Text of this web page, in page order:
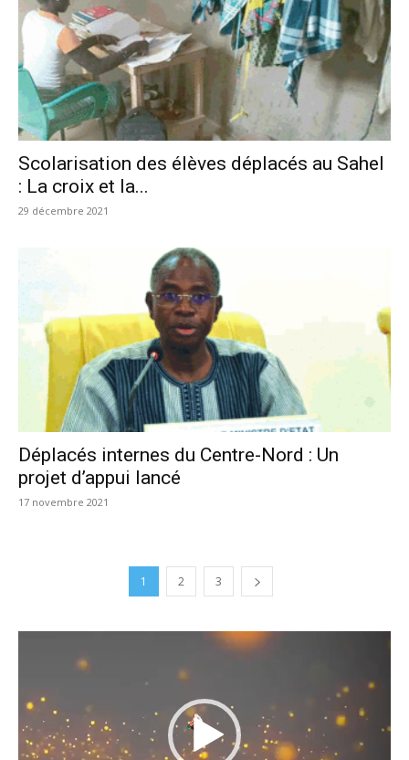
Scolarisation des élèves déplacés au Sahel
: La croix et la...
29 décembre 2021
Déplacés internes du Centre-Nord : Un
projet d’appui lancé
17 novembre 2021
1 2 3